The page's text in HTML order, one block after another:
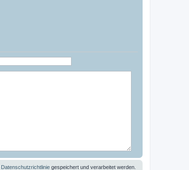
Datenschutzrichtlinie gespeichert und verarbeitet werden.